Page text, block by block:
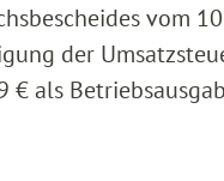
vom
der
€ als